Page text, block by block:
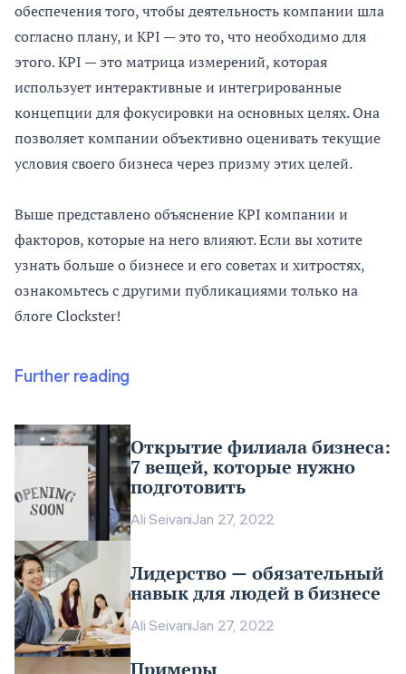
обеспечения того, чтобы деятельность компании шла
согласно плану, и KPI — это то, что необходимо для
этого. KPI — это матрица измерений, которая
использует интерактивные и интегрированные
концепции для фокусировки на основных целях. Она
позволяет компании объективно оценивать текущие
условия своего бизнеса через призму этих целей.
Выше представлено объяснение KPI компании и
факторов, которые на него влияют. Если вы хотите
узнать больше о бизнесе и его советах и хитростях,
ознакомьтесь с другими публикациями только на
блоге Clockster!
Further reading
Открытие филиала бизнеса:
7 вещей, которые нужно
подготовить
Ali SeivaniJan 27, 2022
Лидерство — обязательный
навык для людей в бизнесе
Ali SeivaniJan 27, 2022
Примеры